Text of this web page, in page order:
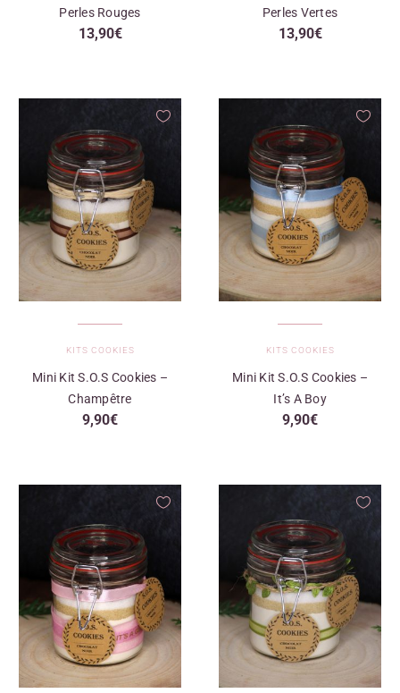
Perles Rouges
13,90€
Perles Vertes
13,90€
KITS COOKIES
Mini Kit S.O.S Cookies –
Champêtre
9,90€
KITS COOKIES
Mini Kit S.O.S Cookies –
It’s A Boy
9,90€